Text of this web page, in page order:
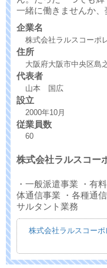
一緒に働きませんか、
企業名
株式会社ラルスコーポ
住所
大阪府大阪市中央区島
代表者
山本 国広
設立
2000年10月
従業員数
60
株式会社ラルスコー
・一般派遣事業 ・有
体通信事業 ・各種通
サルタント業務
株式会社ラルスコー